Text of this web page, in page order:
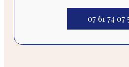
07 61 74 07